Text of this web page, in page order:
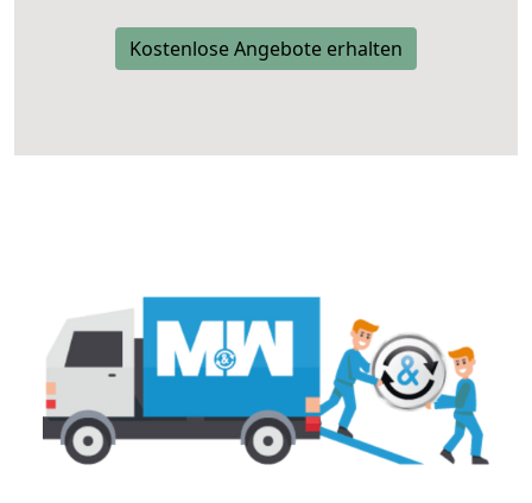
Kostenlose Angebote erhalten